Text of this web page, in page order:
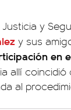
y
y sus
en
allí coincidió
al